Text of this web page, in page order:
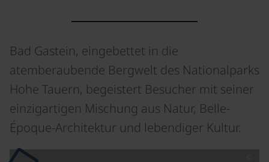
Bad Gastein, eingebettet in die
atemberaubende Bergwelt des Nationalparks
Hohe Tauern, begeistert Besucher mit seiner
einzigartigen Mischung aus Natur, Belle-
Époque-Architektur und lebendiger Kultur.